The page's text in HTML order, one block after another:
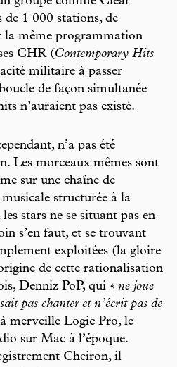
de 1 000 stations, de
la même programmation
CHR (Contemporary Hits
militaire à passer
de façon simultanée
n’auraient pas existé.
n’a pas été
Les morceaux mêmes sont
sur une chaîne de
structurée à la
stars ne se situant pas en
s’en faut, et se trouvant
exploitées (la gloire
de cette rationalisation
Denniz PoP, qui « ne joue
pas chanter et n’écrit pas de
merveille Logic Pro, le
sur Mac à l’époque.
Cheiron, il